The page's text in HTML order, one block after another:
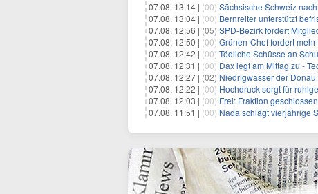
07.08. 13:14 | (00) Sächsische Schweiz
07.08. 13:04 | (00) Bernreiter unterstützt
07.08. 12:56 | (05) SPD-Bezirk fordert
07.08. 12:50 | (00) Grünen-Chef fordert
07.08. 12:42 | (00) Tödliche Schüsse an
07.08. 12:31 | (00) Dax legt am Mittag zu -
07.08. 12:27 | (02) Niedrigwasser der
07.08. 12:22 | (00) Hochdruck sorgt für
07.08. 12:03 | (00) Frei: Fraktion
07.08. 11:51 | (00) Nada schlägt vierjährige